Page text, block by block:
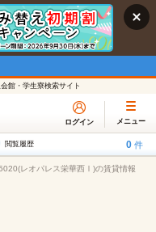
館・学生寮検索サイト
ログイン メニュー
閲覧履歴 0 件
レオパレス栄華西Ⅰ)の賃貸情報